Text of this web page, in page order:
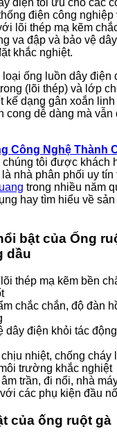
điện công nghiệp
lõi thép mạ kẽm
va đập và bảo vệ
khắc nghiệt.
loại ống luồn dây điện
(lõi thép) và lớp
dạng gân xoắn linh
cong dễ dàng mà vẫn
Công Nghệ Thành
chúng tôi được khách
nhà phân phối uy
trong nhiều năm
hay tìm hiểu về
bật của Ống
dầu
thép mạ kẽm bền
chắc chắn, độ đàn
dây điện khỏi tác
nhiệt, chống cháy
trường khắc nghiệt
trần, đi nổi, nhà
các phụ kiện đầu
của ống ruột gà